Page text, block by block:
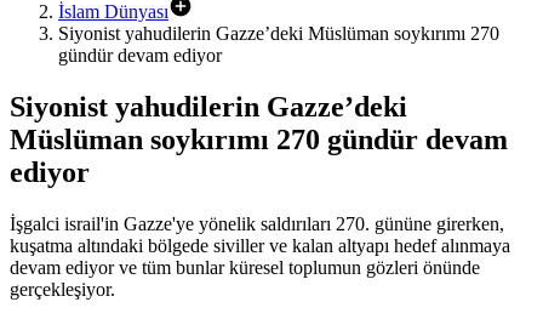
İslam Dünyası
Siyonist yahudilerin Gazze’deki Müslüman soykırımı 270
gündür devam ediyor
Siyonist yahudilerin Gazze’deki
Müslüman soykırımı 270 gündür devam
ediyor
İşgalci israil'in Gazze'ye yönelik saldırıları 270. gününe girerken,
kuşatma altındaki bölgede siviller ve kalan altyapı hedef alınmaya
devam ediyor ve tüm bunlar küresel toplumun gözleri önünde
gerçekleşiyor.